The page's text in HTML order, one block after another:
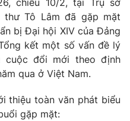
video
thư Tô Lâm đã gặp mặt
bị Đại hội XIV của Đảng
kết một số vấn đề lý
cuộc đổi mới theo định
qua ở Việt Nam.
thiệu toàn văn phát biểu
gặp mặt: